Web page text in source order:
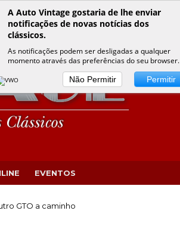
Eventos VINTAGE Política de Privacidade
EVENTOS
GTO a caminho
A Auto Vintage gostaria de lhe enviar
notificações de novas notícias dos
clássicos.
As notificações podem ser desligadas a qualquer
momento através das preferências do seu browser.
Não Permitir Permitir